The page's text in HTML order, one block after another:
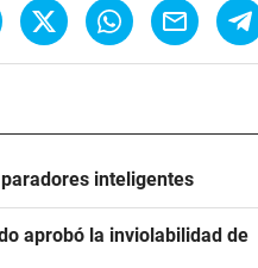
inteligentes
aprobó la inviolabilidad de